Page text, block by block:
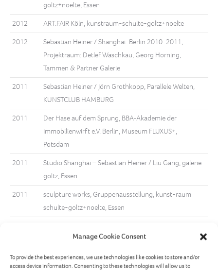
Manage Cookie Consent
To provide the best experiences, we use technologies like cookies to store and/or
access device information. Consenting to these technologies will allow us to
goltz+noelte, Essen
2012
ART.FAIR Köln, kunstraum-schulte-goltz+noelte
2012
Sebastian Heiner / Shanghai-Berlin 2010-2011,
Projektraum: Detlef Waschkau, Georg Horning,
Tammen & Partner Galerie
2011
Sebastian Heiner / Jörn Grothkopp, Parallele Welten,
KUNSTCLUB HAMBURG
2011
Der Hase auf dem Sprung, BBA-Akademie der
Immobilienwirft e.V. Berlin, Museum FLUXUS+,
Potsdam
2011
Studio Shanghai – Sebastian Heiner / Liu Gang, galerie
goltz, Essen
2011
sculpture works, Gruppenausstellung, kunst-raum
schulte-goltz+noelte, Essen
kunst-raum schulte-goltz+noelte, Essen
2010
Kinder-Mal-Performance im Rahmen der DAAD